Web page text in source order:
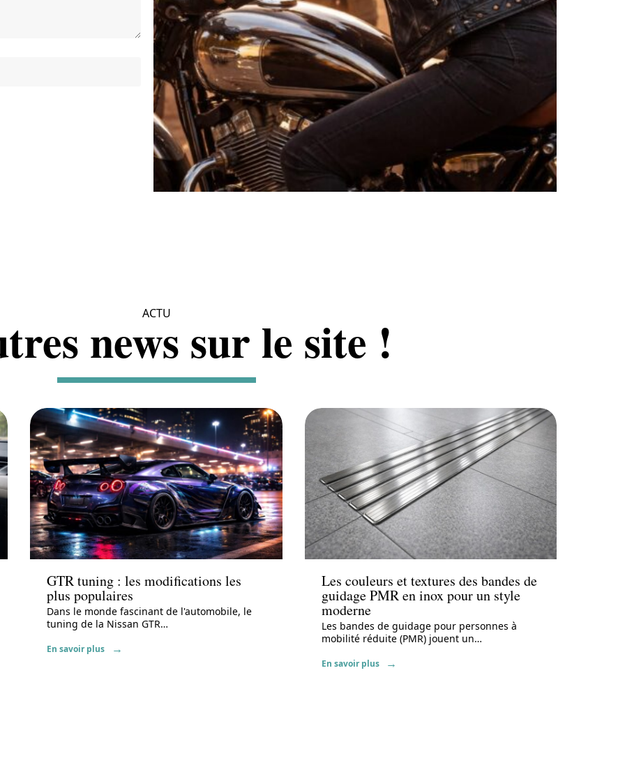
ACTU
news sur le site !
Actu
GTR tuning : les modifications les
plus populaires
Dans le monde fascinant de l'automobile, le
tuning de la Nissan GTR…
En savoir plus
Actu
Les couleurs et textures des bandes de
guidage PMR en inox pour un style
moderne
Les bandes de guidage pour personnes à
mobilité réduite (PMR) jouent un…
En savoir plus